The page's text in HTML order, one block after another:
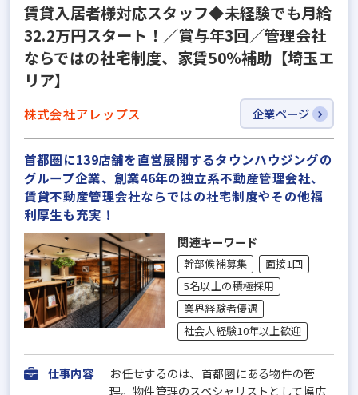
賃貸入居者様対応スタッフ◆未経験でも月給
32.2万円スタート！／賞与年3回／管理会社
ならではの社宅制度、家賃50％補助【埼玉エ
リア】
株式会社アレップス 企業ページ
首都圏に139店舗を直営展開するタウンハウジングの
グループ企業、創業46年の独立系不動産管理会社、
賃貸不動産管理会社ならではの社宅制度やその他福
利厚生も充実！
関連キーワード
幹部候補募集
面接1回
5名以上の積極採用
業界経験者優遇
社会人経験10年以上歓迎
仕事内容
お任せするのは、首都圏にある物件の管
理。物件管理のスペシャリストとして幅広